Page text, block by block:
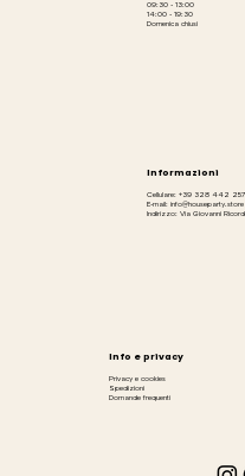
09:30 - 13:00
14:00 - 19:30
Domenica chiusi
Informazioni
Cellulare: +39 328 442
E-mail: info@houseparty.store
Indirizzo: Via Giovanni
Info e privacy
Privacy e cookies
Spedizioni
Domande frequenti